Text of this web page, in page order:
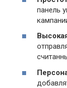
панель